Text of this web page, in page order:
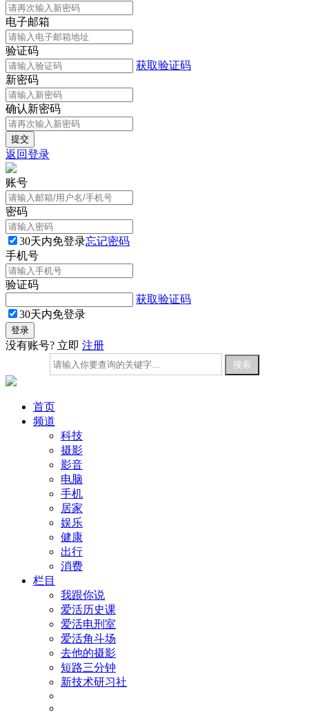
电子邮箱
验证码
获取验证码
新密码
确认新密码
返回登录
账号
密码
30天内免登录忘记密码
手机号
验证码
获取验证码
30天内免登录
没有账号? 立即 注册
首页
频道
科技
摄影
影音
电脑
手机
居家
娱乐
健康
出行
消费
栏目
我跟你说
爱活历史课
爱活电刑室
爱活角斗场
去他的摄影
短路三分钟
新技术研习社